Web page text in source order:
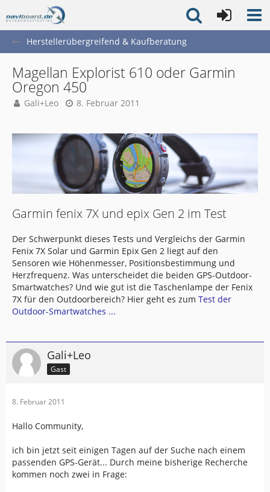
Herstellerübergreifend & Kaufberatung
Magellan Explorist 610 oder Garmin
Oregon 450
Gali+Leo 8. Februar 2011
Garmin fenix 7X und epix Gen 2 im Test
Der Schwerpunkt dieses Tests und Vergleichs der Garmin
Fenix 7X Solar und Garmin Epix Gen 2 liegt auf den
Sensoren wie Höhenmesser, Positionsbestimmung und
Herzfrequenz. Was unterscheidet die beiden GPS-Outdoor-
Smartwatches? Und wie gut ist die Taschenlampe der Fenix
7X für den Outdoorbereich? Hier geht es zum Test der
Outdoor-Smartwatches ...
Gali+Leo
Gast
8. Februar 2011
Hallo Community,
ich bin jetzt seit einigen Tagen auf der Suche nach einem
passenden GPS-Gerät... Durch meine bisherige Recherche
kommen noch zwei in Frage: